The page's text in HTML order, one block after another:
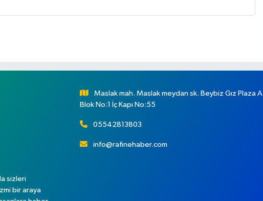
sizleri
bir araya
Maslak mah. Maslak meydan sk. Beybiz Gız Plaza A
Blok No:1 İç Kapı No:55
05542813803
info@rafinehaber.com